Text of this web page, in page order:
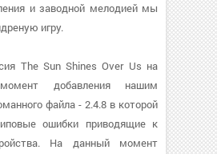
и заводной мелодией мы
игру.
The Sun Shines Over Us на
добавления нашим
файла - 2.4.8 в которой
ошибки приводящие к
На данный момент